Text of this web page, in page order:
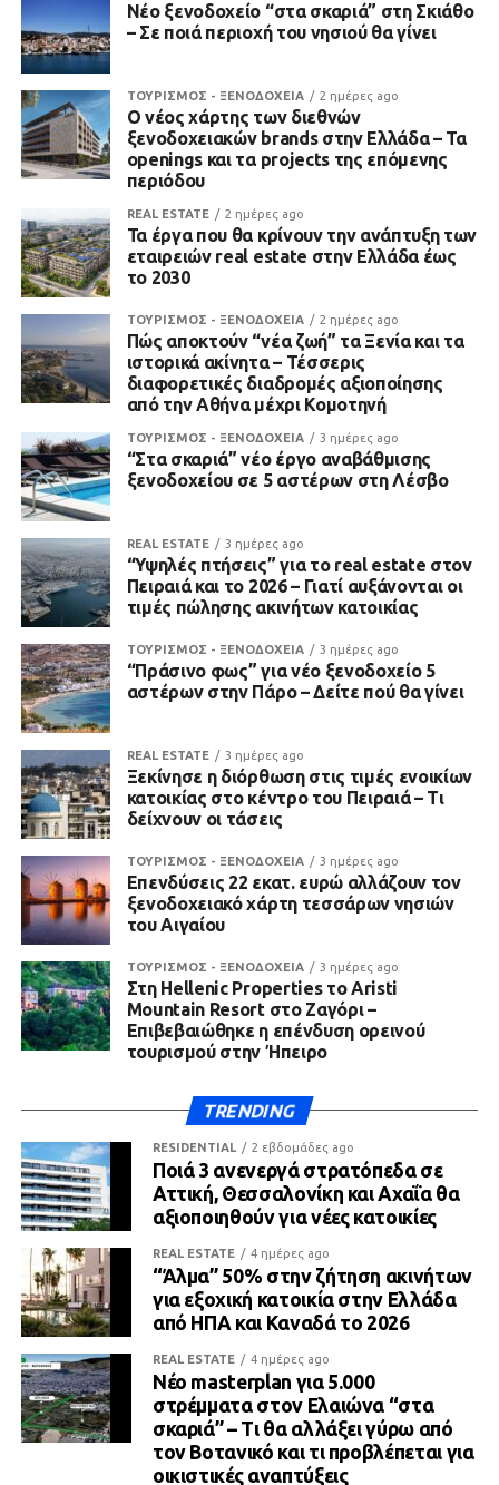
Νέο ξενοδοχείο “στα σκαριά” στη Σκιάθο
– Σε ποιά περιοχή του νησιού θα γίνει
ΤΟΥΡΙΣΜΟΣ - ΞΕΝΟΔΟΧΕΙΑ 2 ημέρες ago
Ο νέος χάρτης των διεθνών
ξενοδοχειακών brands στην Ελλάδα – Τα
openings και τα projects της επόμενης
περιόδου
REAL ESTATE 2 ημέρες ago
Τα έργα που θα κρίνουν την ανάπτυξη των
εταιρειών real estate στην Ελλάδα έως
το 2030
ΤΟΥΡΙΣΜΟΣ - ΞΕΝΟΔΟΧΕΙΑ 2 ημέρες ago
Πώς αποκτούν “νέα ζωή” τα Ξενία και τα
ιστορικά ακίνητα – Τέσσερις
διαφορετικές διαδρομές αξιοποίησης
από την Αθήνα μέχρι Κομοτηνή
ΤΟΥΡΙΣΜΟΣ - ΞΕΝΟΔΟΧΕΙΑ 3 ημέρες ago
“Στα σκαριά” νέο έργο αναβάθμισης
ξενοδοχείου σε 5 αστέρων στη Λέσβο
REAL ESTATE 3 ημέρες ago
“Υψηλές πτήσεις” για το real estate στον
Πειραιά και το 2026 – Γιατί αυξάνονται οι
τιμές πώλησης ακινήτων κατοικίας
ΤΟΥΡΙΣΜΟΣ - ΞΕΝΟΔΟΧΕΙΑ 3 ημέρες ago
“Πράσινο φως” για νέο ξενοδοχείο 5
αστέρων στην Πάρο – Δείτε πού θα γίνει
REAL ESTATE 3 ημέρες ago
Ξεκίνησε η διόρθωση στις τιμές ενοικίων
κατοικίας στο κέντρο του Πειραιά – Τι
δείχνουν οι τάσεις
ΤΟΥΡΙΣΜΟΣ - ΞΕΝΟΔΟΧΕΙΑ 3 ημέρες ago
Επενδύσεις 22 εκατ. ευρώ αλλάζουν τον
ξενοδοχειακό χάρτη τεσσάρων νησιών
του Αιγαίου
ΤΟΥΡΙΣΜΟΣ - ΞΕΝΟΔΟΧΕΙΑ 3 ημέρες ago
Στη Hellenic Properties το Aristi
Mountain Resort στο Ζαγόρι –
Επιβεβαιώθηκε η επένδυση ορεινού
τουρισμού στην Ήπειρο
TRENDING
RESIDENTIAL 2 εβδομάδες ago
Ποιά 3 ανενεργά στρατόπεδα σε
Αττική, Θεσσαλονίκη και Αχαΐα θα
αξιοποιηθούν για νέες κατοικίες
REAL ESTATE 4 ημέρες ago
“Άλμα” 50% στην ζήτηση ακινήτων
για εξοχική κατοικία στην Ελλάδα
από ΗΠΑ και Καναδά το 2026
REAL ESTATE 4 ημέρες ago
Νέο masterplan για 5.000
στρέμματα στον Ελαιώνα “στα
σκαριά” – Τι θα αλλάξει γύρω από
τον Βοτανικό και τι προβλέπεται για
οικιστικές αναπτύξεις